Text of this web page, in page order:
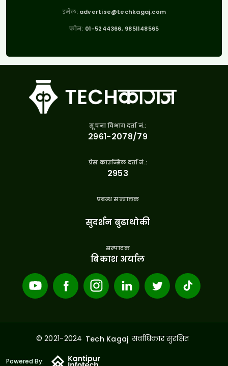
इमेल: advertise@techkagaj.com
फोन: 01-5244366, 9851148565
सूचना विभाग दर्ता नं.:
२९६१-२०७८/७९
प्रेस काउन्सिल दर्ता नं.:
२९५३
प्रबन्ध सन्चालक
सुदर्शन बुढाथोकी
सम्पादक
बिकाश अर्याल
© 2021-2024 Tech Kagaj सर्वाधिकार सुरक्षित
Powered By: